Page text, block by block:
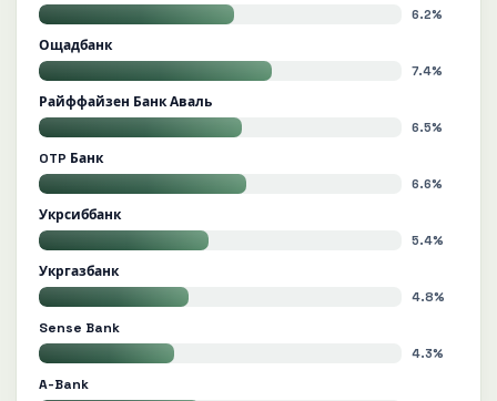
6.2%
Ощадбанк
7.4%
Райффайзен Банк Аваль
6.5%
OTP Банк
6.6%
Укрсиббанк
5.4%
Укргазбанк
4.8%
Sense Bank
4.3%
A-Bank